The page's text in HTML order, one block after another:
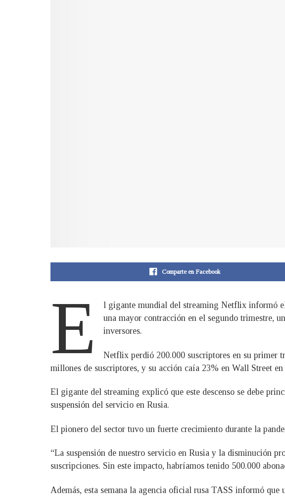
Comparte en Facebook
E
l gigante mundial del streaming Netflix informó
una mayor contracción en el segundo trimestre,
inversores.
Netflix perdió 200.000 suscriptores en su primer
millones de suscriptores, y su acción caía 23% en Wall Street
El gigante del streaming explicó que este descenso se debe
suspensión del servicio en Rusia.
El pionero del sector tuvo un fuerte crecimiento durante la
“La suspensión de nuestro servicio en Rusia y la disminución
suscripciones. Sin este impacto, habríamos tenido 500.000
Además, esta semana la agencia oficial rusa TASS informó